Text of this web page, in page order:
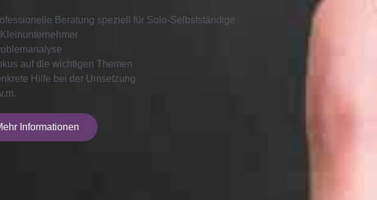
Beratung speziell für Solo-Selbstständige
auf die wichtigen Themen
Hilfe bei der Umsetzung
Informationen